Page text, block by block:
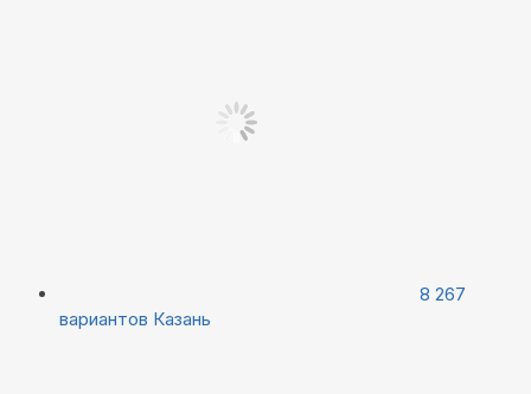
8 267
вариантов Казань